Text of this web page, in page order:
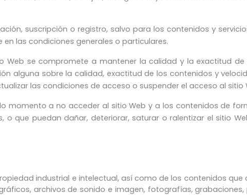
suscripción o registro, salvo para los contenidos y
las condiciones generales o particulares.
Web se compromete a mantener la calidad y la exactitud
alguna sobre la calidad, exactitud de los contenidos y
las condiciones de acceso o suspender el acceso al sitio
momento a no acceder al sitio Web y a los contenidos de
o que puedan dañar, deteriorar, saturar o ralentizar el sitio
industrial e intelectual, así como de los contenidos
archivos de sonido e imagen, fotografías,